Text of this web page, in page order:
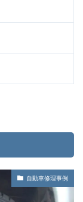
自動車修理事例